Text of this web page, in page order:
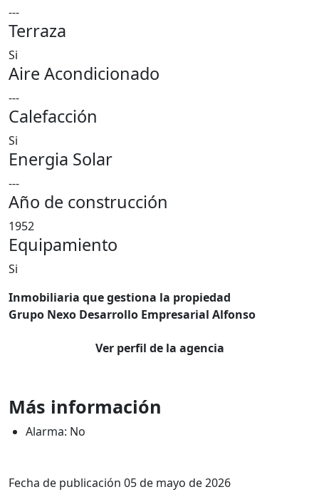
---
Terraza
Si
Aire Acondicionado
---
Calefacción
Si
Energia Solar
---
Año de construcción
1952
Equipamiento
Si
Inmobiliaria que gestiona la propiedad
Grupo Nexo Desarrollo Empresarial Alfonso
Ver perfil de la agencia
Más información
Alarma: No
Fecha de publicación 05 de mayo de 2026